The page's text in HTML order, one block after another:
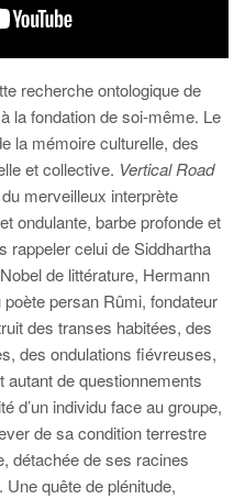
recherche ontologique de
la fondation de soi-même. Le
la mémoire culturelle, des
et collective. Vertical Road
merveilleux interprète
ondulante, barbe profonde et
rappeler celui de Siddhartha
de littérature, Hermann
persan Rûmi, fondateur
des transes habitées, des
des ondulations fiévreuses,
de questionnements
d’un individu face au groupe,
de sa condition terrestre
détachée de ses racines
quête de plénitude,